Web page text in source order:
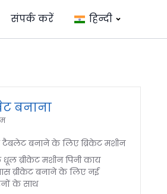
संपर्क करें हिन्दी
बनाना
बनाने के लिए ब्रिकेट मशीन
ब्रीकेट मशीन पिनी काय
ब्रीकेट बनाने के लिए नई
के साथ